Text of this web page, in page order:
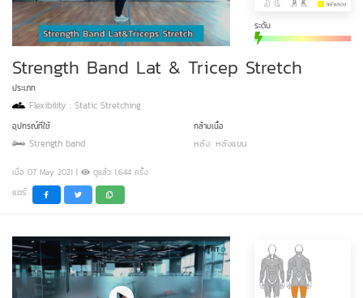
ระดับ
Strength Band Lat & Tricep Stretch
ประเภท
Flexibility : Static Stretching
อุปกรณ์ที่ใช้
Strength band
กล้ามเนื้อ
หลัง หลังแขน
เมื่อ 07 May 2021 | ดูแล้ว 1,644 ครั้ง
แชร์